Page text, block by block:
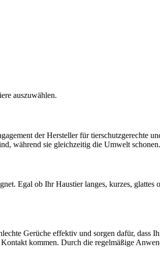
auszuwählen.
der Hersteller für tierschutzgerechte
während sie gleichzeitig die Umwelt schonen.
Egal ob Ihr Haustier langes, kurzes,
Gerüche effektiv und sorgen dafür, dass
kommen. Durch die regelmäßige